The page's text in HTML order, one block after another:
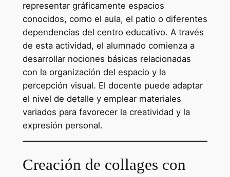
representar gráficamente espacios
conocidos, como el aula, el patio o diferentes
dependencias del centro educativo. A través
de esta actividad, el alumnado comienza a
desarrollar nociones básicas relacionadas
con la organización del espacio y la
percepción visual. El docente puede adaptar
el nivel de detalle y emplear materiales
variados para favorecer la creatividad y la
expresión personal.
Creación de collages con